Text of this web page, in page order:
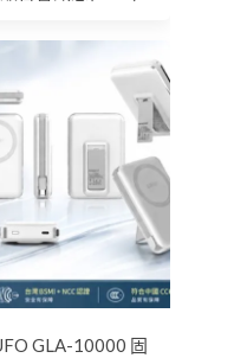
GLA-10000 固